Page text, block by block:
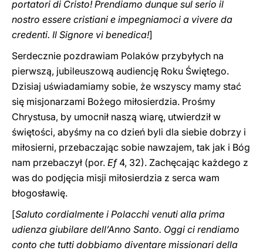
portatori di Cristo! Prendiamo dunque sul serio il
nostro essere cristiani e impegniamoci a vivere da
credenti. Il Signore vi benedica!]
Serdecznie pozdrawiam Polaków przybyłych na
pierwszą, jubileuszową audiencję Roku Świętego.
Dzisiaj uświadamiamy sobie, że wszyscy mamy stać
się misjonarzami Bożego miłosierdzia. Prośmy
Chrystusa, by umocnił naszą wiarę, utwierdził w
świętości, abyśmy na co dzień byli dla siebie dobrzy i
miłosierni, przebaczając sobie nawzajem, tak jak i Bóg
nam przebaczył (por. Ef4, 32). Zachęcając każdego z
was do podjęcia misji miłosierdzia z serca wam
błogosławię.
[Saluto cordialmente i Polacchi venuti alla prima
udienza giubilare dell’Anno Santo. Oggi ci rendiamo
conto che tutti dobbiamo diventare missionari della